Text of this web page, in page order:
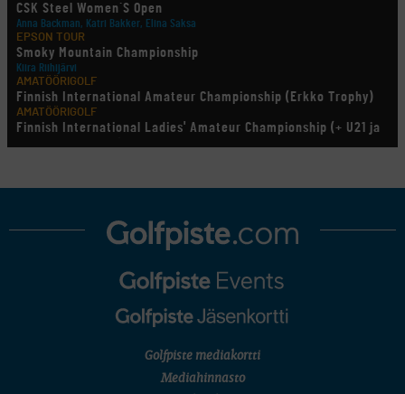
CSK Steel Women´S Open
Anna Backman, Katri Bakker, Elina Saksa
EPSON TOUR
Smoky Mountain Championship
Kiira Riihijärvi
AMATÖÖRIGOLF
Finnish International Amateur Championship (Erkko Trophy)
AMATÖÖRIGOLF
Finnish International Ladies' Amateur Championship (+ U21 ja
U18/FJT/Aulanko)
LEGENDS TOUR
U.S. Women's Amateur Championship
Eeli Krankka, Lionel Mutikainen
Kivitippu Classic Invitational 2026
SM-reikäpeli (M50/Kymen Golf)
Golfpiste mediakortti
Mediahinnasto